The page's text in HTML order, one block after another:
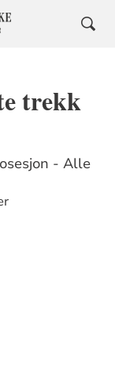
trekk
- Alle